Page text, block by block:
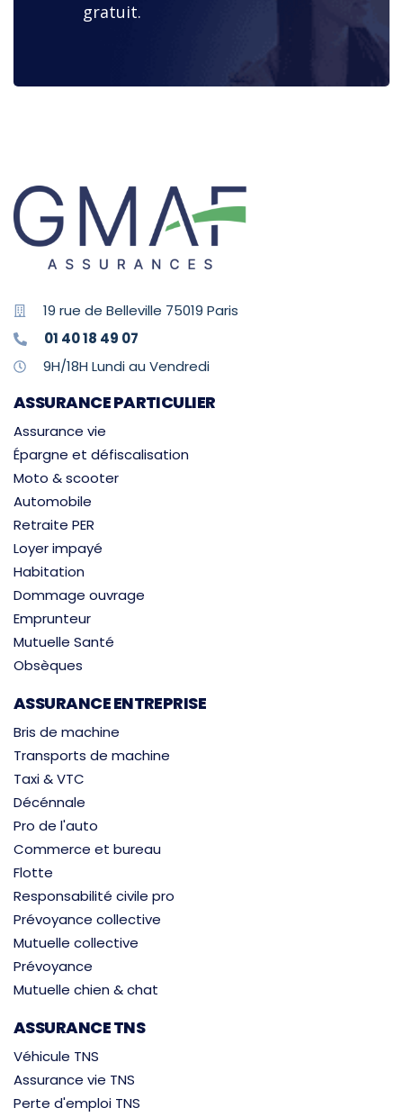
gratuit.
19 rue de Belleville 75019 Paris
01 40 18 49 07
9H/18H Lundi au Vendredi
ASSURANCE PARTICULIER
Assurance vie
Épargne et défiscalisation
Moto & scooter
Automobile
Retraite PER
Loyer impayé
Habitation
Dommage ouvrage
Emprunteur
Mutuelle Santé
Obsèques
ASSURANCE ENTREPRISE
Bris de machine
Transports de machine
Taxi & VTC
Décénnale
Pro de l'auto
Commerce et bureau
Flotte
Responsabilité civile pro
Prévoyance collective
Mutuelle collective
Prévoyance
Mutuelle chien & chat
ASSURANCE TNS
Véhicule TNS
Assurance vie TNS
Perte d'emploi TNS